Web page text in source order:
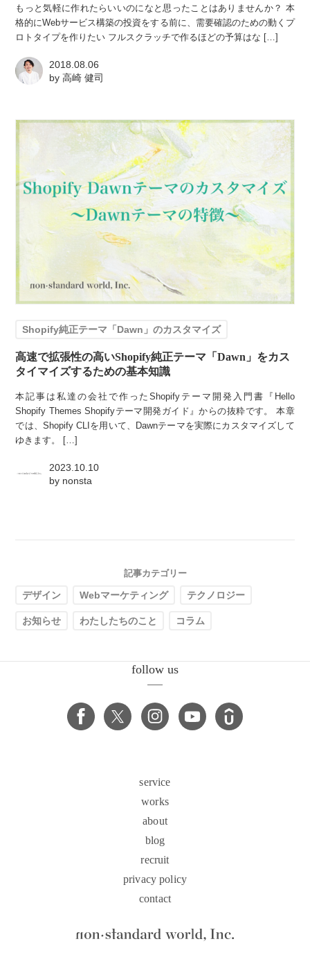
もっと気軽に作れたらいいのになと思ったことはありませんか？ 本
格的にWebサービス構築の投資をする前に、需要確認のための動くプ
ロトタイプを作りたい フルスクラッチで作るほどの予算はな […]
2018.08.06
by高崎 健司
Shopify純正テーマ「Dawn」のカスタマイズ
高速で拡張性の高いShopify純正テーマ「Dawn」をカス
タイマイズするための基本知識
本記事は私達の会社で作ったShopifyテーマ開発入門書『Hello
Shopify Themes Shopifyテーマ開発ガイド』からの抜粋です。 本章
では、Shopify CLIを用いて、Dawnテーマを実際にカスタマイズして
ゆきます。 […]
2023.10.10
by nonsta
記事カテゴリー
デザイン Webマーケティング テクノロジー
お知らせ わたしたちのこと コラム
follow us
service
works
about
blog
recruit
privacy policy
contact